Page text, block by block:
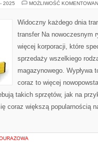
2025 MOŻLIWOŚĆ
Widoczny każdego dnia
transfer Na nowoczesnym
więcej korporacji, które
sprzedaży wszelkiego
magazynowego. Wypływa
coraz to więcej
takich sprzętów, jak na
coraz większą popularnością